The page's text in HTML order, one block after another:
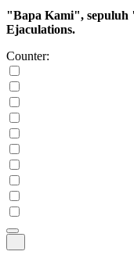
"Bapa Kami",
Ejaculations.
Counter: